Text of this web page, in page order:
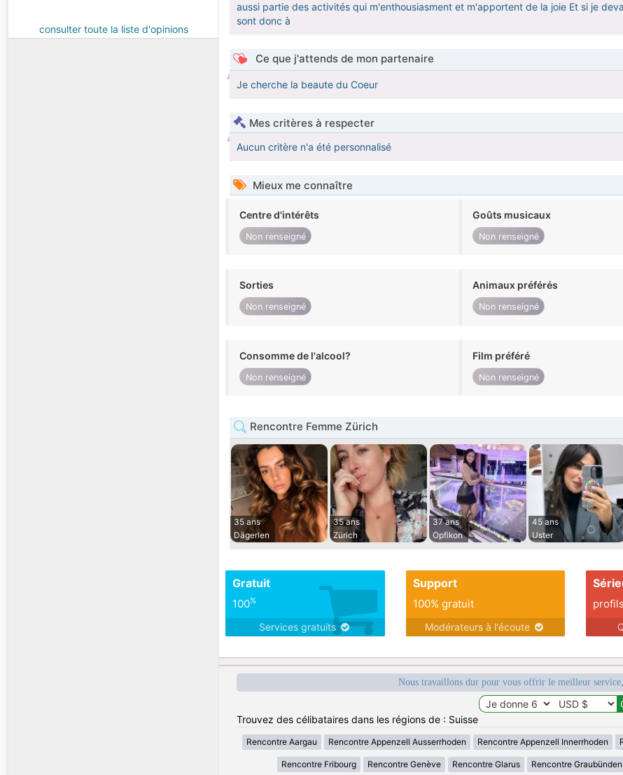
consulter toute la liste d'opinions
aussi partie des activités qui m'enthousiasment et m'apportent de la joie Et si je
sont donc à
Ce que j'attends de mon partenaire
Je cherche la beaute du Coeur
Mes critères à respecter
Aucun critère n'a été personnalisé
Mieux me connaître
Centre d'intérêts
Non renseigné
Goûts musicaux
Non renseigné
Sorties
Non renseigné
Animaux préférés
Non renseigné
Consomme de l'alcool?
Non renseigné
Film préféré
Non renseigné
Rencontre Femme Zürich
35 ans
Dägerlen
35 ans
Zürich
37 ans
Opfikon
45 ans
Uster
Gratuit
100%
Services gratuits
Support
100% gratuit
Modérateurs à l'écoute
Nous travaillons dur pour vous offrir le meilleur
Trouvez des célibataires dans les régions de : Suisse
Rencontre Aargau Rencontre Appenzell Ausserrhoden Rencontre Appenzell Innerrhoden
Rencontre Fribourg Rencontre Genève Rencontre Glarus Rencontre Graubünden